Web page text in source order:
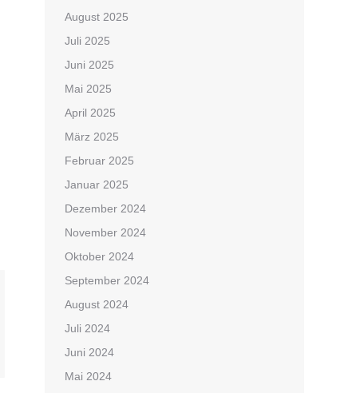
August 2025
Juli 2025
Juni 2025
Mai 2025
April 2025
März 2025
Februar 2025
Januar 2025
Dezember 2024
November 2024
Oktober 2024
September 2024
August 2024
Juli 2024
Juni 2024
Mai 2024